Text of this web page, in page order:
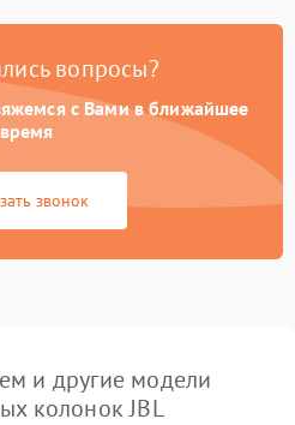
вопросы?
с Вами в ближайшее
время
звонок
и другие модели
колонок JBL